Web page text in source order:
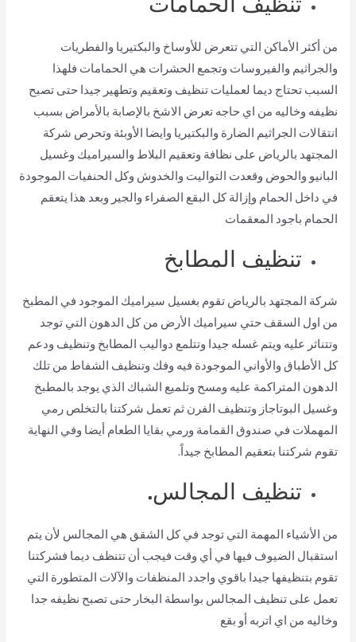
من أكثر الأماكن التي تتعرض للأوساخ والبكتيريا والفطريات
والجراثيم والفيروسات وتجمع الحشرات هي الحمامات فلهذا
السبب تحتاج ديما لعمليات تنظيف وتعقيم وتطهير جيدا حتى تصبح
نظيفه وخاليه من اي حاجه تعرض الاشخ بالإصابة بالأمراض بسبب
انتقالات الجراثيم الضارة والبكتيريا وايضا الأوبئة وتحرص شركة
المجتهد بالرياض على نظافة وتعقيم البلاط والسيراميك وغسيل
البانيو والحوض وقعدت التواليت والخدوش وكل الحنفيات الموجودة
في داخل الحمام وإزالة كل البقع الصفراء والجير وبعد هذا يتعقم
الحمام باجود المعقمات
تنظيف المطابخ
شركة المجتهد بالرياض تقوم بغسيل سيراميك الموجود في المطبخ
من اول السقف حتي سيراميك الأرض من كل الدهون التي توجد
وتتناثر عليه ويتم غسله جيدا وتتلمع دواليب المطابخ وتنظيف ودعم
كل الأطباق والأواني الموجودة فيه وفك وتنظيف الشفاط من تلك
الدهون المتراكمة عليه ومسح وتلميع الشباك الذي يوجد بالمطبخ
وغسيل البوتاجاز وتنظيف الفرن ثم تعمل شركتنا بالتخلص رمي
المهملات في صندوق القمامة ورمي بقايا الطعام أيضا وفي النهاية
تقوم شركتنا بتعقيم المطابخ جيداً.
تنظيف المجالس.
من الأشياء المهمة التي توجد في كل الشقق هي المجالس لأن يتم
استقبال الضيوف فيها في أي وقت فيجب أن تتنظف ديما فشركتنا
تقوم بتنظيفها جيدا باقوي واجدد المنظفات والآلات المتطورة التي
تعمل على تنظيف المجالس بواسطة البخار حتى تصبح نظيفه جدا
وخاليه من اي اتربه أو بقع